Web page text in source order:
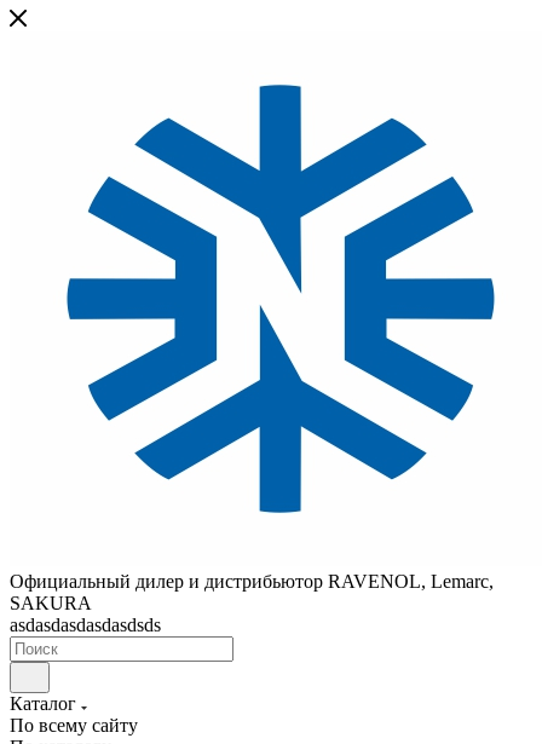
Официальный дилер и дистрибьютор RAVENOL, Lemarc,
SAKURA
asdasdasdasdasdsds
Каталог
По всему сайту